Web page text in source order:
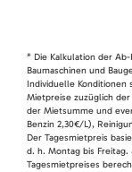
* Die Kalkulation der
Baumaschinen und
Individuelle
Mietpreise zuzüglich
der Mietsumme und
Benzin 2,30€/L),
Der Tagesmietpreis
d. h. Montag bis
Tagesmietpreises